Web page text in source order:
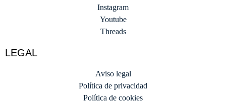
Instagram
Youtube
Threads
LEGAL
Aviso legal
Política de privacidad
Política de cookies